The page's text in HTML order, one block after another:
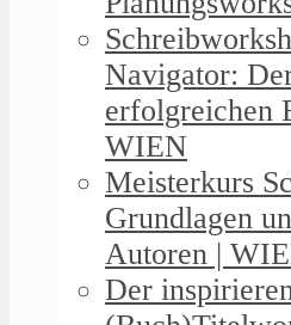
Navigator:
erfolgreichen
WIEN
Meisterkurs
Grundlagen
Autoren |
Der